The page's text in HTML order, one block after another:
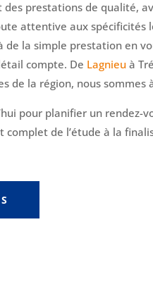
prestations de qualité,
attentive aux spécificités
de la simple prestation en
compte. De Lagnieuà
de la région, nous sommes
pour planifier un rendez-
de l’étude à la